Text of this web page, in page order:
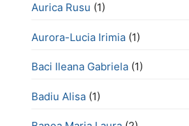
Aurica Rusu (1)
Aurora-Lucia Irimia (1)
Baci Ileana Gabriela (1)
Badiu Alisa (1)